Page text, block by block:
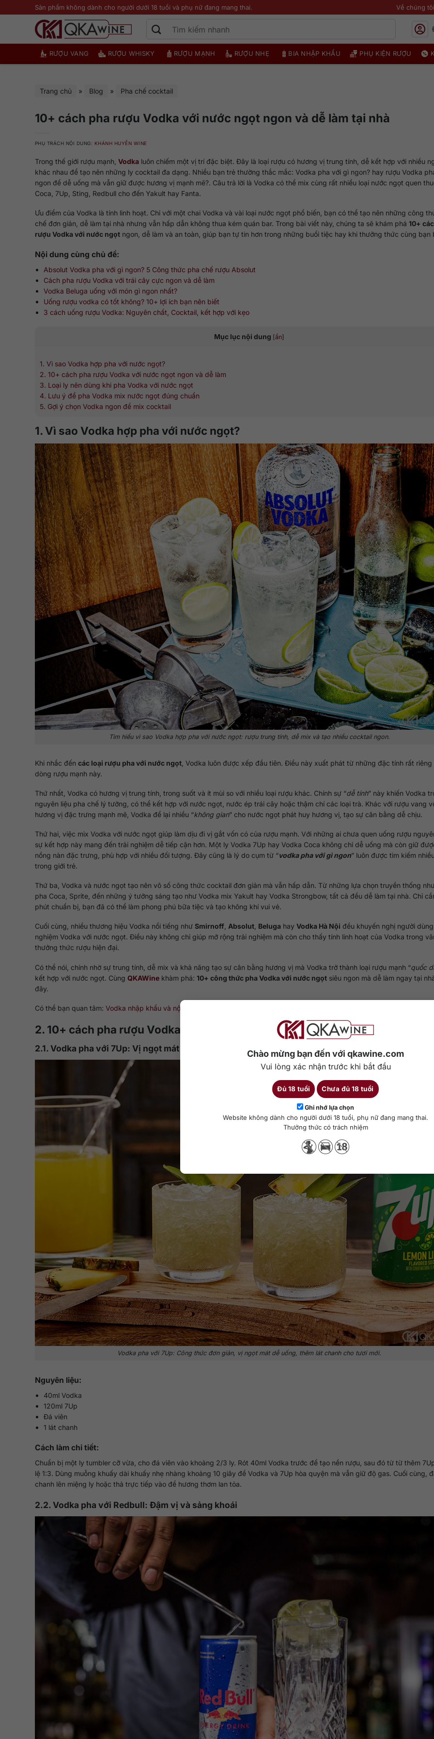
Chào mừng bạn đến với qkawine.com
Vui lòng xác nhận trước khi bắt đầu
Đủ 18 tuổi Chưa đủ 18 tuổi
Ghi nhớ lựa chọn
Website không dành cho người dưới 18 tuổi, phụ nữ đang mang thai.
Thưởng thức có trách nhiệm
qua
Sản phẩm không dành cho người dưới 18 tuổi và phụ nữ đang mang thai. Về chúng tôi
RƯỢU VANG RƯỢU WHISKY RƯỢU MẠNH RƯỢU NHẸ BIA NHẬP KHẨU PHỤ KIỆN RƯỢU
Trang chủ » Blog » Pha chế cocktail
10+ cách pha rượu Vodka với nước ngọt ngon và dễ làm tại nhà
PHỤ TRÁCH NỘI DUNG: KHÁNH HUYỀN WINE
Trong thế giới rượu mạnh, Vodka luôn chiếm một vị trí đặc biệt. Đây là loại rượu có hương vị trung tính, dễ kết hợp với nhiều
khác nhau để tạo nên những ly cocktail đa dạng. Nhiều bạn trẻ thường thắc mắc: Vodka pha với gì ngon? hay rượu Vodka
ngon để dễ uống mà vẫn giữ được hương vị mạnh mẽ?. Câu trả lời là Vodka có thể mix cùng rất nhiều loại nước ngọt quen
Coca, 7Up, Sting, Redbull cho đến Yakult hay Fanta.
Ưu điểm của Vodka là tính linh hoạt. Chỉ với một chai Vodka và vài loại nước ngọt phổ biến, bạn có thể tạo nên những công
chế đơn giản, dễ làm tại nhà nhưng vẫn hấp dẫn không thua kém quán bar. Trong bài viết này, chúng ta sẽ khám phá 10+
rượu Vodka với nước ngọt ngon, dễ làm và an toàn, giúp bạn tự tin hơn trong những buổi tiệc hay khi thưởng thức cùng bạn
Nội dung cùng chủ đề:
Absolut Vodka pha với gì ngon? 5 Công thức pha chế rượu Absolut
Cách pha rượu Vodka với trái cây cực ngon và dễ làm
Vodka Beluga uống với món gì ngon nhất?
Uống rượu vodka có tốt không? 10+ lợi ích bạn nên biết
3 cách uống rượu Vodka: Nguyên chất, Cocktail, kết hợp với kẹo
Mục lục nội dung [ẩn]
1. Vì sao Vodka hợp pha với nước ngọt?
2. 10+ cách pha rượu Vodka với nước ngọt ngon và dễ làm
3. Loại ly nên dùng khi pha Vodka với nước ngọt
4. Lưu ý để pha Vodka mix nước ngọt đúng chuẩn
5. Gợi ý chọn Vodka ngon để mix cocktail
1. Vì sao Vodka hợp pha với nước ngọt?
Tìm hiểu vì sao Vodka hợp pha với nước ngọt: rượu trung tính, dễ mix và tạo nhiều cocktail ngon.
Khi nhắc đến các loại rượu pha với nước ngọt , Vodka luôn được xếp đầu tiên. Điều này xuất phát từ những đặc tính rất riêng
dòng rượu mạnh này.
Thứ nhất, Vodka có hương vị trung tính, trong suốt và ít mùi so với nhiều loại rượu khác. Chính sự “dễ tính” này khiến Vodka
nguyên liệu pha chế lý tưởng, có thể kết hợp với nước ngọt, nước ép trái cây hoặc thậm chí các loại trà. Khác với rượu vang
hương vị đặc trưng mạnh mẽ, Vodka để lại nhiều “không gian” cho nước ngọt phát huy hương vị, tạo sự cân bằng dễ chịu.
Thứ hai, việc mix Vodka với nước ngọt giúp làm dịu đi vị gắt vốn có của rượu mạnh. Với những ai chưa quen uống rượu
sự kết hợp này mang đến trải nghiệm dễ tiếp cận hơn. Một ly Vodka 7Up hay Vodka Coca không chỉ dễ uống mà còn giữ
nồng nàn đặc trưng, phù hợp với nhiều đối tượng. Đây cũng là lý do cụm từ “vodka pha với gì ngon” luôn được tìm kiếm
trong giới trẻ.
Thứ ba, Vodka và nước ngọt tạo nên vô số công thức cocktail đơn giản mà vẫn hấp dẫn. Từ những lựa chọn truyền thống
pha Coca, Sprite, đến những ý tưởng sáng tạo như Vodka mix Yakult hay Vodka Strongbow, tất cả đều dễ làm tại nhà. Chỉ
phút chuẩn bị, bạn đã có thể làm phong phú bữa tiệc và tạo không khí vui vẻ.
Cuối cùng, nhiều thương hiệu Vodka nổi tiếng như Smirnoff, Absolut, Beluga hay Vodka Hà Nội đều khuyến nghị người
nghiệm Vodka với nước ngọt. Điều này không chỉ giúp mở rộng trải nghiệm mà còn cho thấy tính linh hoạt của Vodka trong
thưởng thức rượu hiện đại.
Có thể nói, chính nhờ sự trung tính, dễ mix và khả năng tạo sự cân bằng hương vị mà Vodka trở thành loại rượu mạnh “quốc
kết hợp với nước ngọt. Cùng QKAWine khàm phá: 10+ công thức pha Vodka với nước ngọt siêu ngon mà dễ làm ngay tại
đây.
Có thể bạn quan tâm: Vodka nhập khẩu và nội địa: Nên chọn loại nào?
2. 10+ cách pha rượu Vodka với nước ngọt ngon và dễ làm
2.1. Vodka pha với 7Up: Vị ngọt mát dễ uống
Vodka pha với 7Up: Công thức đơn giản, vị ngọt mát dễ uống, thêm lát chanh cho tươi mới.
Nguyên liệu:
40ml Vodka
120ml 7Up
Đá viên
1 lát chanh
Cách làm chi tiết:
Chuẩn bị một ly tumbler cỡ vừa, cho đá viên vào khoảng 2/3 ly. Rót 40ml Vodka trước để tạo nền rượu, sau đó từ từ thêm
lệ 1:3. Dùng muỗng khuấy dài khuấy nhẹ nhàng khoảng 10 giây để Vodka và 7Up hòa quyện mà vẫn giữ độ gas. Cuối cùng,
chanh lên miệng ly hoặc thả trực tiếp vào để hương thơm lan tỏa.
2.2. Vodka pha với Redbull: Đậm vị và sảng khoái